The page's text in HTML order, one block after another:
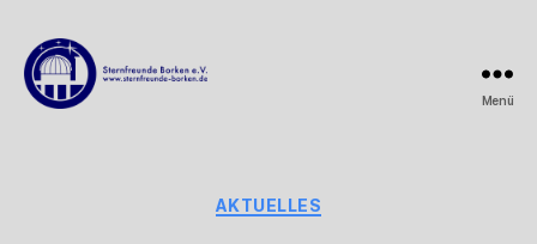
Menü
Kategorien
AKTUELLES